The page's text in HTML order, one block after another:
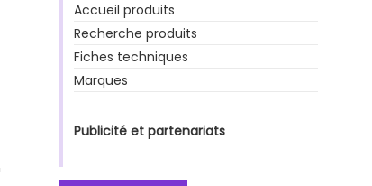
Accueil produits
Recherche produits
Fiches techniques
Marques
Publicité et partenariats